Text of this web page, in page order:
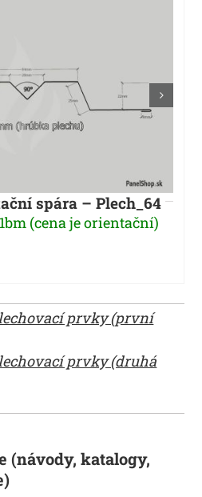
spára – Plech_64
(cena je orientační)
prvky (první
prvky (druhá
(návody, katalogy,